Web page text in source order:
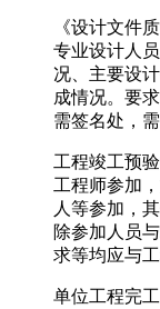
《设计文件
专业设计人
况、主要设
成情况。要
需签名处，
工程竣工预
工程师参加
人等参加，
除参加人员
求等均应与
单位工程完